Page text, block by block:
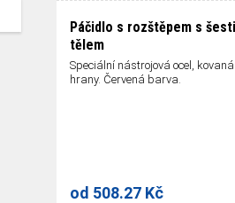
Páčidlo s rozštěpem s
tělem
Speciální nástrojová ocel,
hrany. Červená barva.
od 508.27 Kč